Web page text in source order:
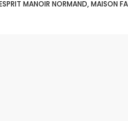
MANOIR NORMAND, MAISON